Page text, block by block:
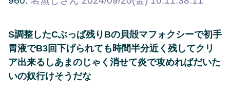
S調整したCぶっぱ残りBの貝殻マフォクシーで初手
胃液でB3回下げられても時間半分近く残してクリ
ア出来るしあまのじゃく消せて炎で攻めればだいた
いの奴行けそうだな